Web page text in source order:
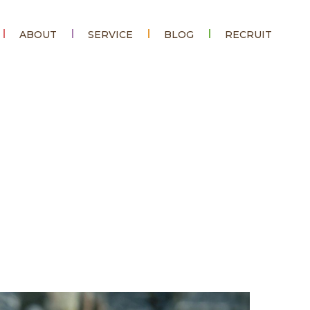
ABOUT SERVICE BLOG RECRUIT